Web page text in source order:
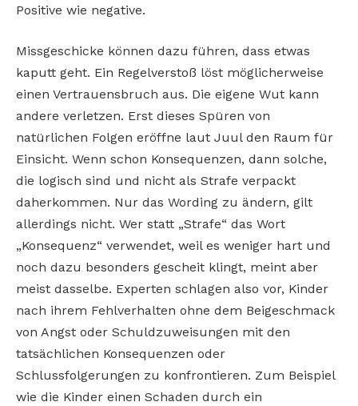
Positive wie negative.
Missgeschicke können dazu führen, dass etwas
kaputt geht. Ein Regelverstoß löst möglicherweise
einen Vertrauensbruch aus. Die eigene Wut kann
andere verletzen. Erst dieses Spüren von
natürlichen Folgen eröffne laut Juul den Raum für
Einsicht. Wenn schon Konsequenzen, dann solche,
die logisch sind und nicht als Strafe verpackt
daherkommen. Nur das Wording zu ändern, gilt
allerdings nicht. Wer statt „Strafe“ das Wort
„Konsequenz“ verwendet, weil es weniger hart und
noch dazu besonders gescheit klingt, meint aber
meist dasselbe. Experten schlagen also vor, Kinder
nach ihrem Fehlverhalten ohne dem Beigeschmack
von Angst oder Schuldzuweisungen mit den
tatsächlichen Konsequenzen oder
Schlussfolgerungen zu konfrontieren. Zum Beispiel
wie die Kinder einen Schaden durch ein